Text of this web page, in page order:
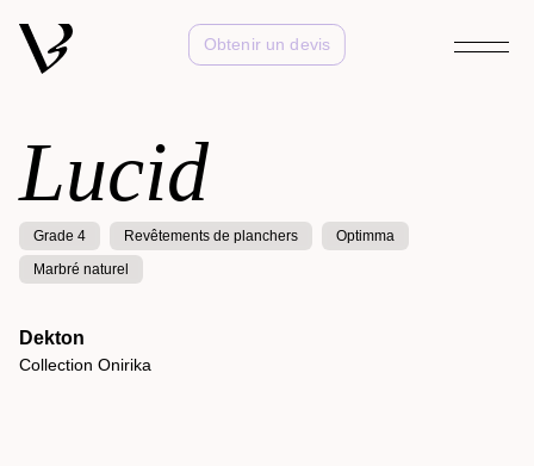
Obtenir un devis
Lucid
Grade 4 Revêtements de planchers
Optimma
Marbré naturel
Dekton
Collection Onirika